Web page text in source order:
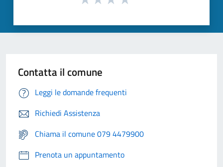
Contatta il comune
Leggi le domande frequenti
Richiedi Assistenza
Chiama il comune 079 4479900
Prenota un appuntamento